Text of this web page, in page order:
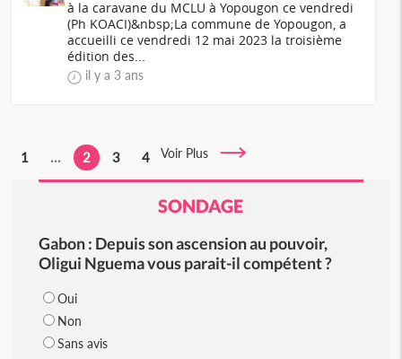
à la caravane du MCLU à Yopougon ce vendredi
(Ph KOACI)&nbsp;La commune de Yopougon, a
accueilli ce vendredi 12 mai 2023 la troisième
édition des...
il y a 3 ans
1 ... 2 3 4 Voir Plus
SONDAGE
Gabon : Depuis son ascension au pouvoir,
Oligui Nguema vous parait-il compétent ?
Oui
Non
Sans avis